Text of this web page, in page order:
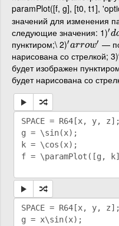
paramPlot([f, g], [t0, t1],
значений для изменения
следующие значения: 1)′d
′da
пунктиром;\ 2)′arrow′
′arrow′
—
нарисована со стрелкой; 3)
будет изображен
будет нарисована со